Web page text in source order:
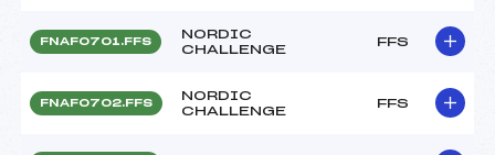
FNAF0701.FFS
NORDIC
CHALLENGE
FFS
FNAF0702.FFS
NORDIC
CHALLENGE
FFS